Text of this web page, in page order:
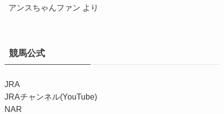
アンスちゃんファン より
競馬公式
JRA
JRAチャンネル(YouTube)
NAR